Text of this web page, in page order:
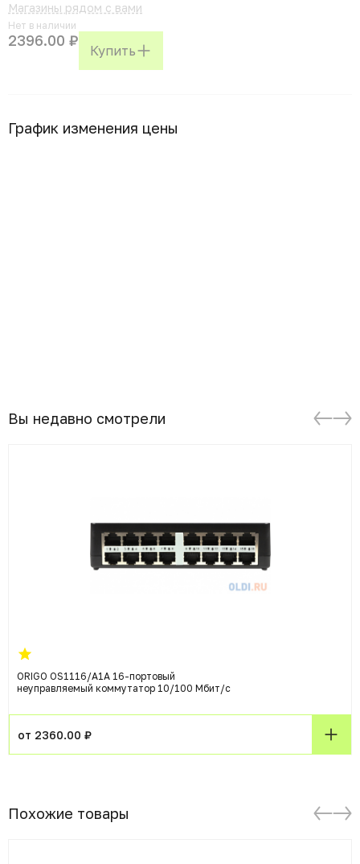
Магазины рядом с вами
Нет в наличии
2396.00 ₽
Купить
График изменения цены
Вы недавно смотрели
ORIGO OS1116/A1A 16-портовый
неуправляемый коммутатор 10/100 Мбит/с
от 2360.00 ₽
Похожие товары